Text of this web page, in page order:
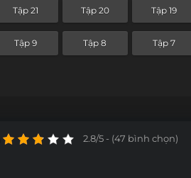
Tập 21 Tập 20 Tập 19
Tập 9 Tập 8 Tập 7
2.8/5 - (47 bình chọn)